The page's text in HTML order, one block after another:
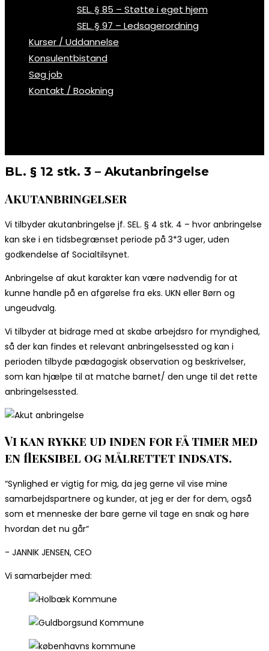
SEL. § 85 – Støtte i eget hjem
SEL. § 97 – Ledsagerordning
Kurser / Uddannelse
Konsulentbistand
Søg job
Kontakt / Bookning
BL. § 12 stk. 3 – Akutanbringelse
Akutanbringelser
Vi tilbyder akutanbringelse jf. SEL. § 4 stk. 4 – hvor anbringelse
kan ske i en tidsbegrænset periode på 3*3 uger, uden
godkendelse af Socialtilsynet.
Anbringelse af akut karakter kan være nødvendig for at
kunne handle på en afgørelse fra eks. UKN eller Børn og
ungeudvalg.
Vi tilbyder at bidrage med at skabe arbejdsro for myndighed,
så der kan findes et relevant anbringelsessted og kan i
perioden tilbyde pædagogisk observation og beskrivelser,
som kan hjælpe til at matche barnet/ den unge til det rette
anbringelsessted.
Vi kan rykke ud inden for få timer med
en fleksibel og målrettet indsats.
“Synlighed er vigtig for mig, da jeg gerne vil vise mine
samarbejdspartnere og kunder, at jeg er der for dem, også
som et menneske der bare gerne vil tage en snak og høre
hvordan det nu går“
- JANNIK JENSEN, CEO
Vi samarbejder med: